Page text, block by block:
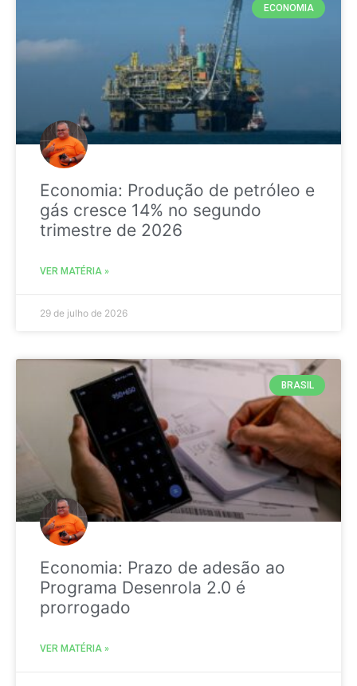
ECONOMIA
Economia: Produção de petróleo e
gás cresce 14% no segundo
trimestre de 2026
VER MATÉRIA »
29 de julho de 2026
BRASIL
Economia: Prazo de adesão ao
Programa Desenrola 2.0 é
prorrogado
VER MATÉRIA »